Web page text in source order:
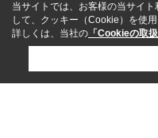
当サイトでは、お客様の当サイ
して、クッキー（Cookie）を使用
詳しくは、当社の 「Cookieの取